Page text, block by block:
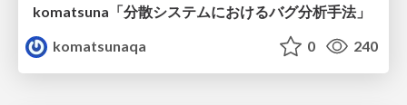
komatsuna「分散システムにおけるバグ分析手法」
komatsunaqa
0 240